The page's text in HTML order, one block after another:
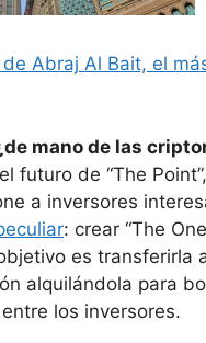
Abraj Al Bait, el
mano de las
futuro de “The
a inversores
: crear “The
es transferirla
alquilándola para
los inversores.